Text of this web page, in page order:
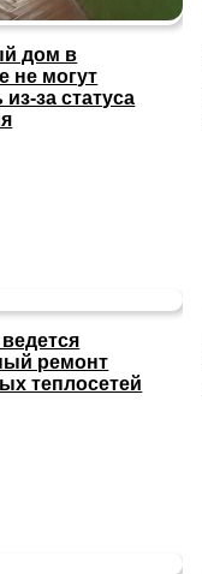
дом в
не могут
за статуса
ремонт
теплосетей